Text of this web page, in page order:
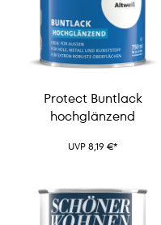
Protect Buntlack
hochglänzend
UVP 8,19 €*